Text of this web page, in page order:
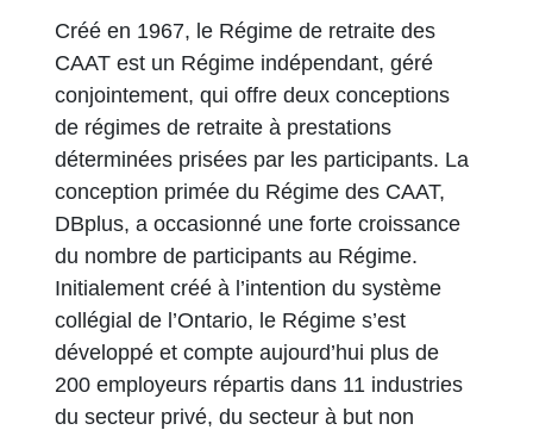
Créé en 1967, le Régime de retraite des
CAAT est un Régime indépendant, géré
conjointement, qui offre deux conceptions
de régimes de retraite à prestations
déterminées prisées par les participants. La
conception primée du Régime des CAAT,
DBplus, a occasionné une forte croissance
du nombre de participants au Régime.
Initialement créé à l’intention du système
collégial de l’Ontario, le Régime s’est
développé et compte aujourd’hui plus de
200 employeurs répartis dans 11 industries
du secteur privé, du secteur à but non